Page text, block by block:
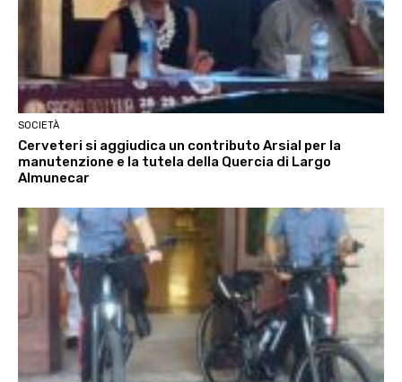
SOCIETÀ
Cerveteri si aggiudica un contributo Arsial per la
manutenzione e la tutela della Quercia di Largo
Almunecar